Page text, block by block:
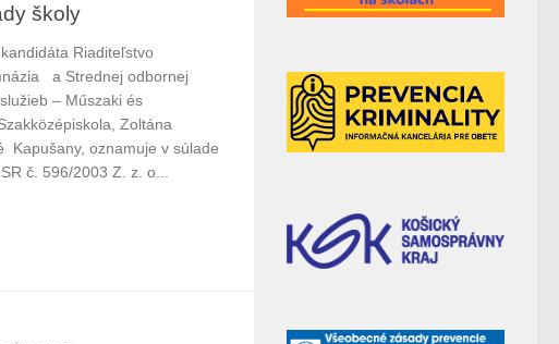
školy
Riaditeľstvo
a Strednej odbornej
– Műszaki és
Zoltána
Kapušany, oznamuje v súlade
č. 596/2003 Z. z. o...